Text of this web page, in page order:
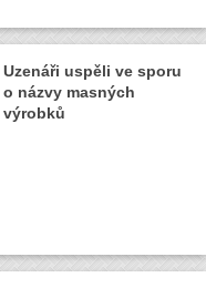
Uzenáři uspěli ve sporu
o názvy masných
výrobků